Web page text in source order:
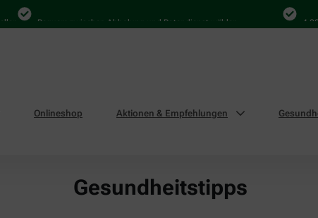
Bequem zwischen Abholung und Botendienst wählen 4.000
Onlineshop Aktionen & Empfehlungen
Gesundheitstipps